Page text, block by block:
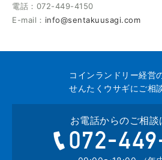
電話：072-449-4150
E-mail： info@sentakuusagi.com
コインランドリー経営
せんたくウサギにご相
お電話からのご相談